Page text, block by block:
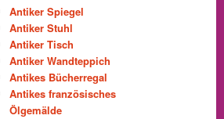
Antiker Spiegel
Antiker Stuhl
Antiker Tisch
Antiker Wandteppich
Antikes Bücherregal
Antikes französisches
Ölgemälde